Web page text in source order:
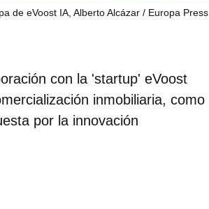
de eVoost IA, Alberto Alcázar Europa Press
con la 'startup' eVoost
inmobiliaria, como
por la innovación